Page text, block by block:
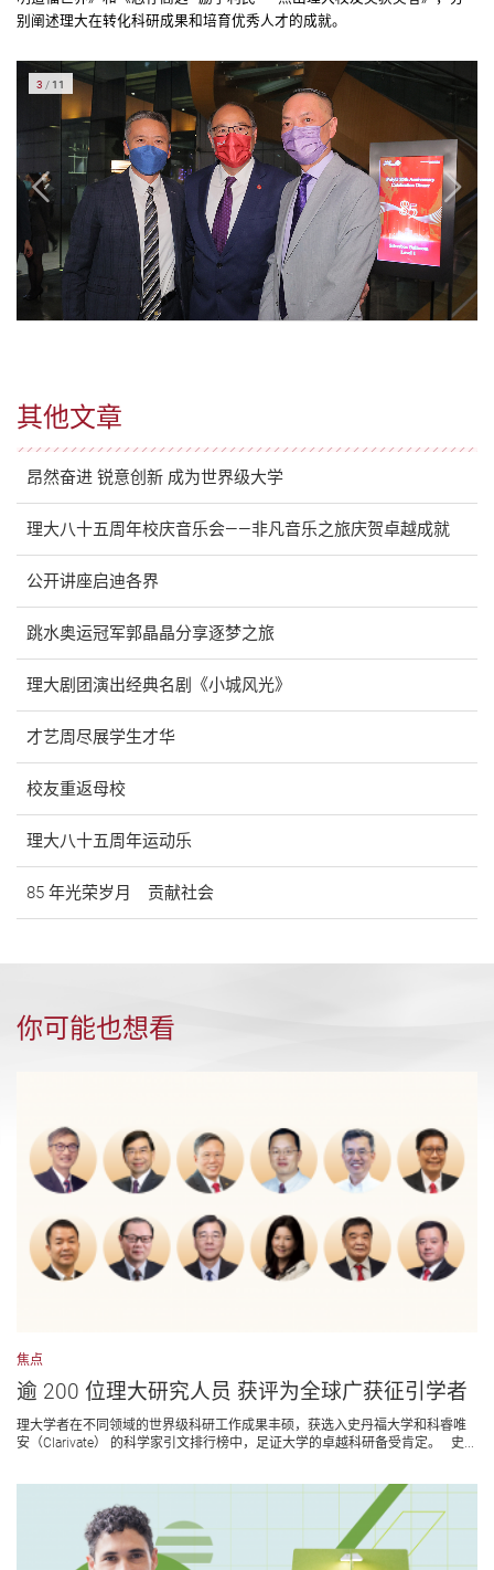
其他文章
昂然奋进 锐意创新 成为世界级大学
理大八十五周年校庆音乐会——非凡音乐之旅庆贺卓越成就
公开讲座启迪各界
跳水奥运冠军郭晶晶分享逐梦之旅
理大剧团演出经典名剧《小城风光》
才艺周尽展学生才华
校友重返母校
理大八十五周年运动乐
85 年光荣岁月 贡献社会
别阐述理大在转化科研成果和培育优秀人才的成就。
3 /11
你可能也想看
焦点
逾 200 位理大研究人员 获评为全球广获征引学者
理大学者在不同领域的世界级科研工作成果丰硕，获选入史丹福大学和科睿唯
安（Clarivate） 的科学家引文排行榜中，足证大学的卓越科研备受肯定。 史...